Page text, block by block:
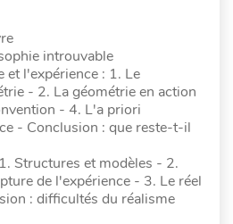
introuvable
et l'expérience : 1. Le
- 2. La géométrie en action
- 4. L'a priori
- Conclusion : que reste-t-il
Structures et modèles - 2.
de l'expérience - 3. Le réel
: difficultés du réalisme